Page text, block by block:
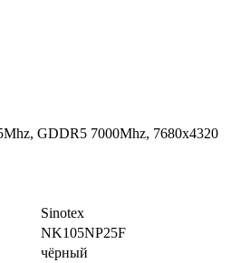
GDDR5 7000Mhz, 7680x4320
Sinotex
NK105NP25F
чёрный